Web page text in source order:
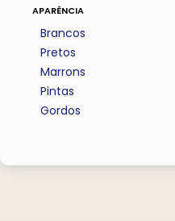
aparência
Brancos
Pretos
Marrons
Pintas
Gordos